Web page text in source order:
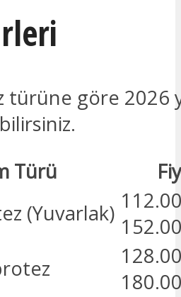
türüne göre 2026
Türü
(Yuvarlak)